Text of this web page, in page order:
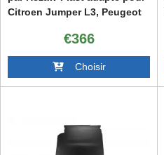
Citroen Jumper L3, Peugeot
2006-2014, 2014-2021, après
2021, Opel Movano après
€366
Choisir